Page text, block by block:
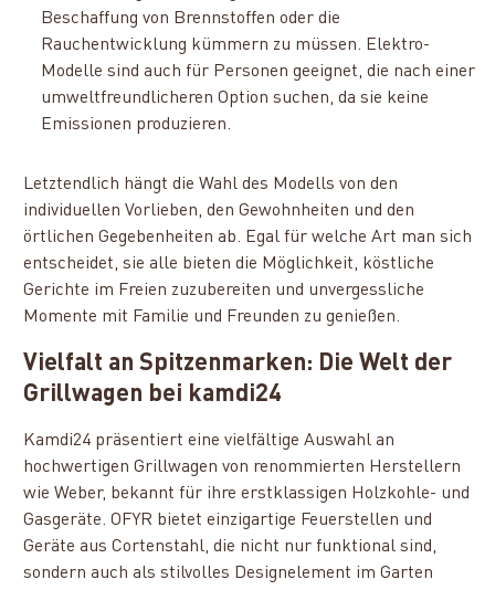
Beschaffung von Brennstoffen oder die
Rauchentwicklung kümmern zu müssen. Elektro-
Modelle sind auch für Personen geeignet, die nach einer
umweltfreundlicheren Option suchen, da sie keine
Emissionen produzieren.
Letztendlich hängt die Wahl des Modells von den
individuellen Vorlieben, den Gewohnheiten und den
örtlichen Gegebenheiten ab. Egal für welche Art man sich
entscheidet, sie alle bieten die Möglichkeit, köstliche
Gerichte im Freien zuzubereiten und unvergessliche
Momente mit Familie und Freunden zu genießen.
Vielfalt an Spitzenmarken: Die Welt der
Grillwagen bei kamdi24
Kamdi24 präsentiert eine vielfältige Auswahl an
hochwertigen Grillwagen von renommierten Herstellern
wie Weber, bekannt für ihre erstklassigen Holzkohle- und
Gasgeräte. OFYR bietet einzigartige Feuerstellen und
Geräte aus Cortenstahl, die nicht nur funktional sind,
sondern auch als stilvolles Designelement im Garten